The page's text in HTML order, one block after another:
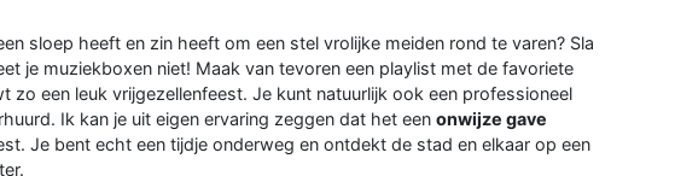
sloep heeft en zin heeft om een stel vrolijke meiden rond te varen? Sla
je muziekboxen niet! Maak van tevoren een playlist met de favoriete
zo een leuk vrijgezellenfeest. Je kunt natuurlijk ook een professioneel
Ik kan je uit eigen ervaring zeggen dat het een onwijze gave
Je bent echt een tijdje onderweg en ontdekt de stad en elkaar op een